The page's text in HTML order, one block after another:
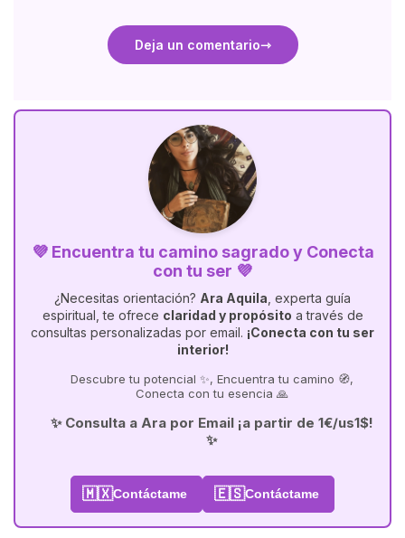
Deja un comentario
💜 Encuentra tu camino sagrado y Conecta
con tu ser 💜
¿Necesitas orientación? Ara Aquila, experta guía
espiritual, te ofrece claridad y propósito a través de
consultas personalizadas por email. ¡Conecta con tu ser
interior!
Descubre tu potencial ✨, Encuentra tu camino 🧭,
Conecta con tu esencia 🙏
✨ Consulta a Ara por Email ¡a partir de 1€/us1$!
✨
🇲🇽Contáctame 🇪🇸Contáctame